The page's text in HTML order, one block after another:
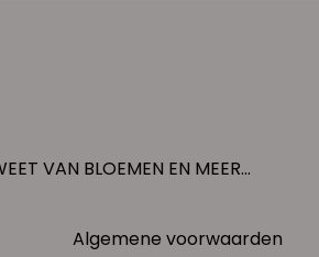
VAN BLOEMEN EN MEER...
Algemene voorwaarden